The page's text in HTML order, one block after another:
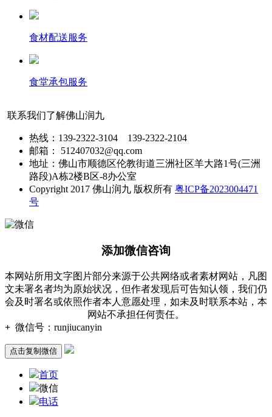
食材配送服务
食堂承包服务
联系我们了解佛山润九
热线：139-2322-3104 139-2322-2104
邮箱： 512407032@qq.com
地址：佛山市顺德区伦教街道三洲社区羊大路1号(三洲
路段)A栋2楼B区-8办公室
Copyright 2017 佛山润九 版权所有 粤ICP备2023004471
号
添加微信咨询
本网站所用文字图片部分来源于公共网络或者素材网站，凡图
文未署名者均为原始状况，但作者发现后可告知认领，我们仍
会及时署名或依照作者本人意愿处理，如未及时联系本站，本
网站不承担任何责任。
+ 微信号： runjiucanyin
点击复制微信
首页
微信
电话